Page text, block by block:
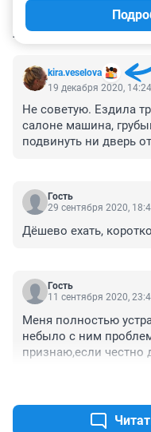
КОММЕНТАРИИ
kira.veselova
19 декабря 2020, 14:24
Не советую. Ездила
салоне машина,
подвинуть ни дверь
Гость
29 сентября 2020,
Дёшево ехать,
Гость
11 сентября 2020,
Меня полностью
небыло с ним
признаю,если